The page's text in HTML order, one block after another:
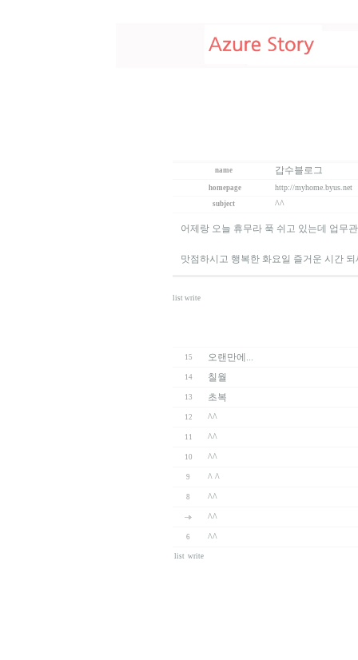
name 갑수블로그
homepage http://myhome.byus.net
subject ^^
어제랑 오늘 휴무라 푹 쉬고 있는데 업무
맛점하시고 행복한 화요일 즐거운 시간 되
list write
15 오랜만에...
14 칠월
13 초복
12 ^^
11 ^^
10 ^^
9 ^ ^
8
^^
^^
6 ^^
list write